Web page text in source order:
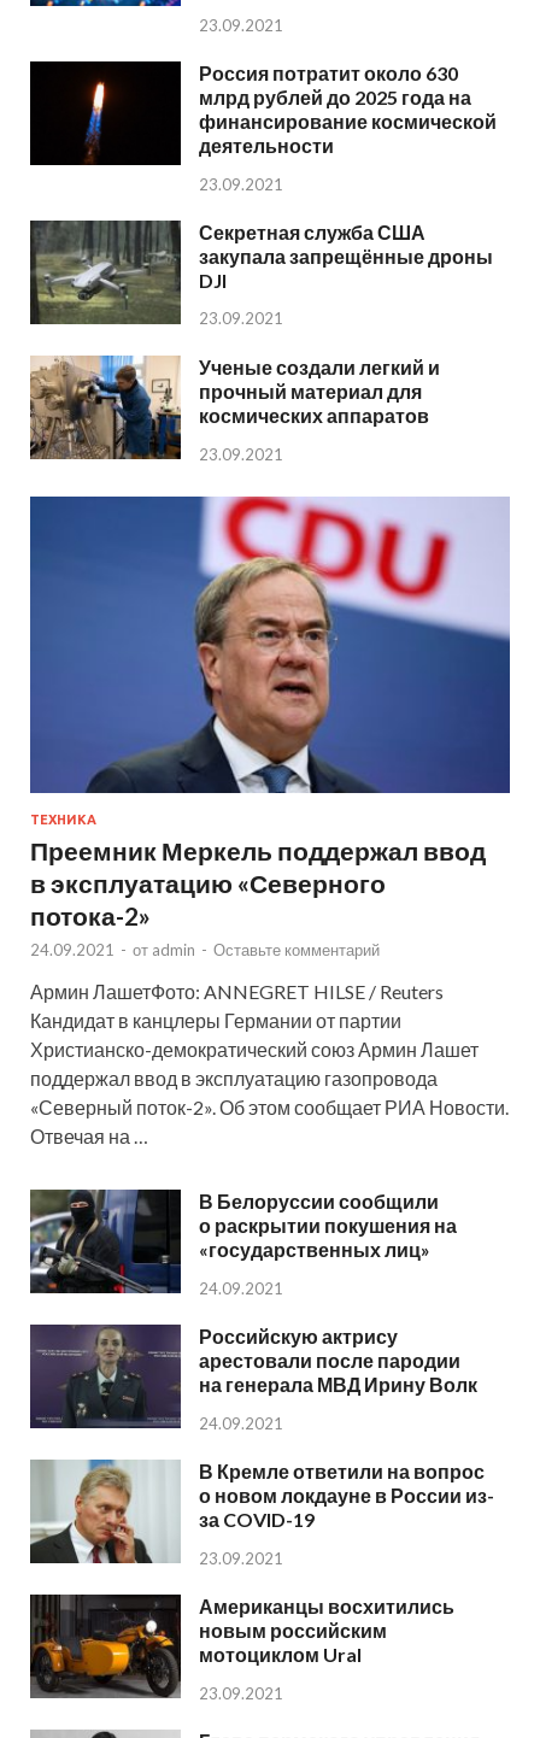
23.09.2021
Россия потратит около 630
млрд рублей до 2025 года на
финансирование космической
деятельности
23.09.2021
Секретная служба США
закупала запрещённые дроны
DJI
23.09.2021
Ученые создали легкий и
прочный материал для
космических аппаратов
23.09.2021
ТЕХНИКА
Преемник Меркель поддержал ввод
в эксплуатацию «Северного
потока-2»
24.09.2021 - от admin - Оставьте комментарий
Армин ЛашетФото: ANNEGRET HILSE / Reuters
Кандидат в канцлеры Германии от партии
Христианско-демократический союз Армин Лашет
поддержал ввод в эксплуатацию газопровода
«Северный поток-2». Об этом сообщает РИА Новости.
Отвечая на …
В Белоруссии сообщили
о раскрытии покушения на
«государственных лиц»
24.09.2021
Российскую актрису
арестовали после пародии
на генерала МВД Ирину Волк
24.09.2021
В Кремле ответили на вопрос
о новом локдауне в России из-
за COVID-19
23.09.2021
Американцы восхитились
новым российским
мотоциклом Ural
23.09.2021